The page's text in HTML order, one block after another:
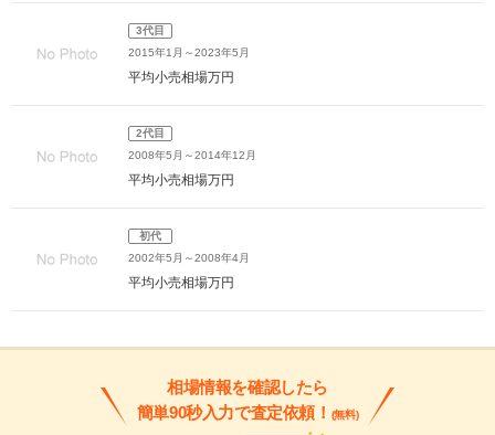
3代目
2015年1月～2023年5月
平均小売相場万円
2代目
2008年5月～2014年12月
平均小売相場万円
初代
2002年5月～2008年4月
平均小売相場万円
相場情報を確認したら
簡単90秒入力で査定依頼！ (無料)